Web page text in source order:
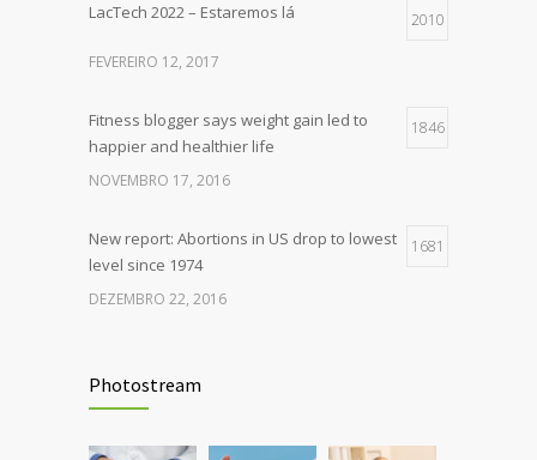
LacTech 2022 – Estaremos lá 2010
FEVEREIRO 12, 2017
Fitness blogger says weight gain led to
happier and healthier life
1846
NOVEMBRO 17, 2016
New report: Abortions in US drop to lowest
level since 1974
1681
DEZEMBRO 22, 2016
patients and doctors
Photostream